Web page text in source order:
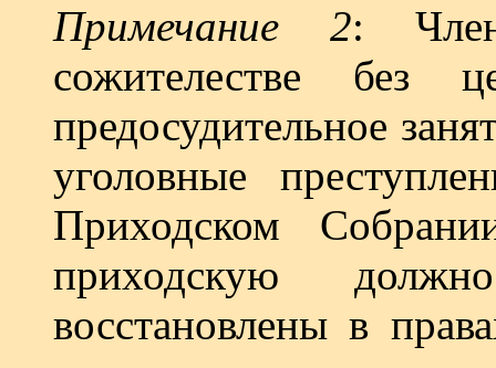
Примечание 2:
сожителестве без
предосудительное
уголовные
Приходском
приходскую
восстановлены в